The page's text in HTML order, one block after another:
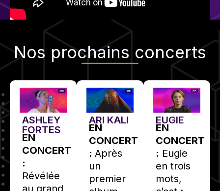
Nos prochains concerts
ASHLEY
FORTES
EN
CONCERT
:
Révélée
ARI KALI
EN
CONCERT
: Après
un
premier
EUGIE
EN
CONCERT
: Eugie
en trois
mots,